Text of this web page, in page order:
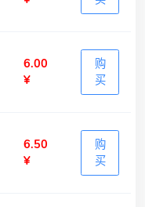
6.00
¥
购
买
6.50
¥
购
买